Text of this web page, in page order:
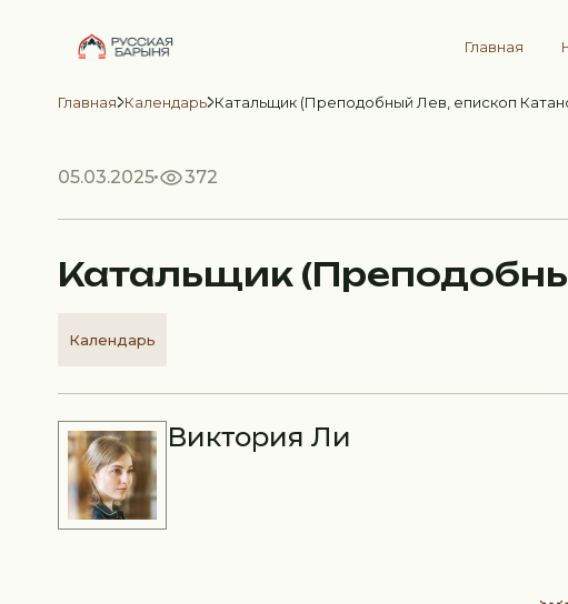
Главная
Главная Календарь Катальщик (Преподобный Лев, епископ
05.03.2025 372
Катальщик
Календарь
Виктория Ли